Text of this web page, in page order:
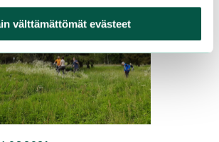
välttämättömät evästeet